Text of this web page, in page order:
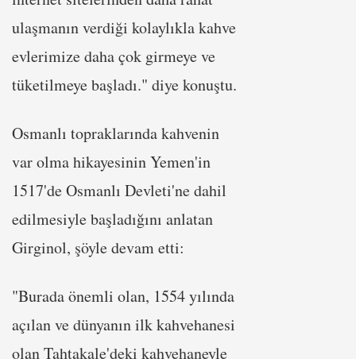
ulaşmanın verdiği kolaylıkla kahve
evlerimize daha çok girmeye ve
tüketilmeye başladı." diye konuştu.
Osmanlı topraklarında kahvenin
var olma hikayesinin Yemen'in
1517'de Osmanlı Devleti'ne dahil
edilmesiyle başladığını anlatan
Girginol, şöyle devam etti:
"Burada önemli olan, 1554 yılında
açılan ve dünyanın ilk kahvehanesi
olan Tahtakale'deki kahvehaneyle